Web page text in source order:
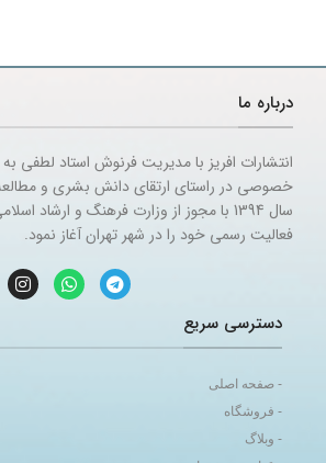
درباره ما
انتشارات افریز با مدیریت فرنوش استاد لطفی
خصوصی در راستای ارتقای دانش بشری و مطالعه
فعالیت رسمی خود را در شهر تهران آغاز نمود.
دسترسی سریع
- صفحه اصلی
- فروشگاه
- وبلاگ